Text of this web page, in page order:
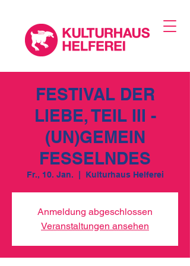
FESTIVAL DER
LIEBE, TEIL III -
(UN)GEMEIN
FESSELNDES
Fr., 10. Jan. Kulturhaus Helferei
Anmeldung abgeschlossen
Veranstaltungen ansehen